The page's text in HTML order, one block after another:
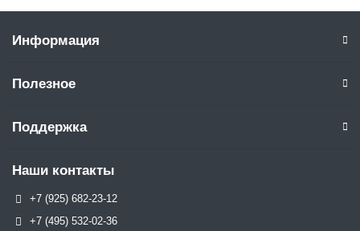
Информация
Полезное
Поддержка
Наши контакты
+7 (925) 682-23-12
+7 (495) 532-02-36